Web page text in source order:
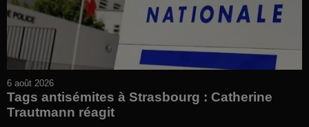
6 août 2026
Tags antisémites à Strasbourg : Catherine
Trautmann réagit